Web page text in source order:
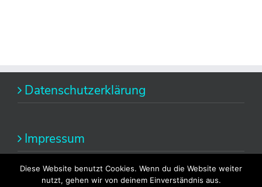
Datenschutzerklärung
Impressum
Diese Website benutzt Cookies. Wenn du die Website weiter
nutzt, gehen wir von deinem Einverständnis aus.